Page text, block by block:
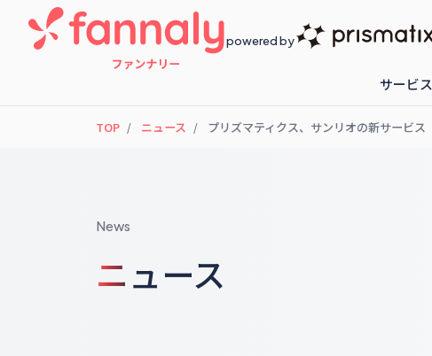
powered by
サービス
fannaly loyalty
開催予定のセミナー
TOP ニュース プリズマティクス、サンリオの新サービ
News
ニュース